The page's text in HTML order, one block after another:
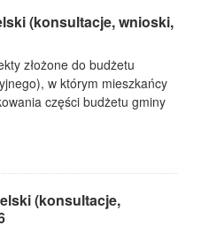
(konsultacje, wnioski,
złożone do budżetu
w którym mieszkańcy
części budżetu gminy
(konsultacje,